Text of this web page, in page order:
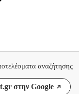
αναζήτησης
στην Google